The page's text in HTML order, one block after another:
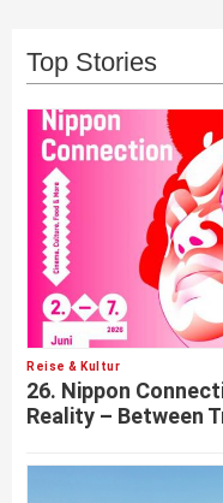
Top Stories
Reise & Kultur
26. Nippon
Reality – Between